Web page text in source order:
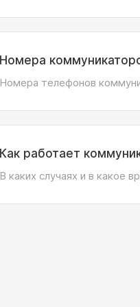
Номера
Номера телефонов
Как работает
В каких случаях и в какое